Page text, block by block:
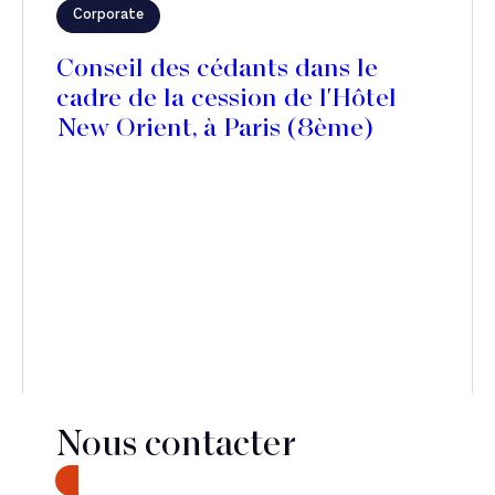
Corporate
Conseil des cédants dans le
cadre de la cession de l'Hôtel
New Orient, à Paris (8ème)
Nous contacter